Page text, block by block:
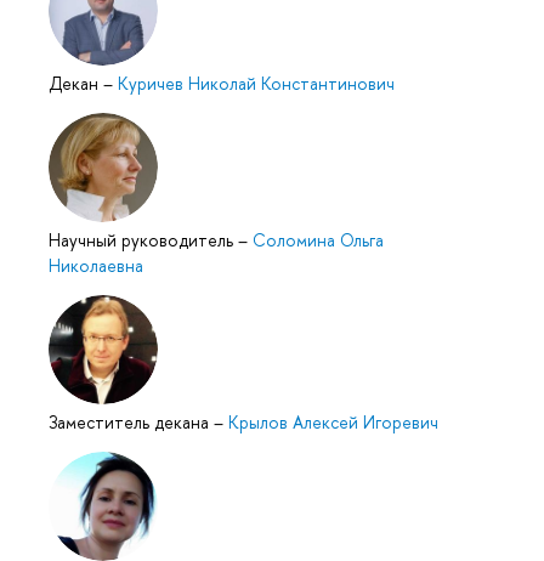
Декан – Куричев Николай Константинович
Научный руководитель – Соломина Ольга
Николаевна
Заместитель декана – Крылов Алексей Игоревич